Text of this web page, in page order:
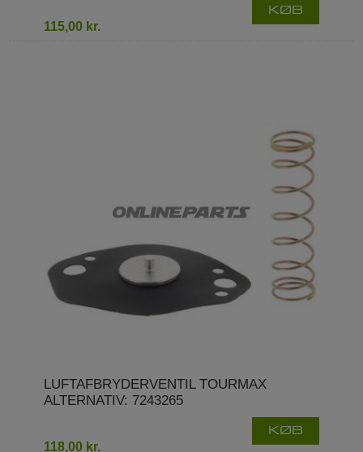
115,00 kr.
KØB
LUFTAFBRYDERVENTIL TOURMAX
ALTERNATIV: 7243265
118,00 kr.
KØB